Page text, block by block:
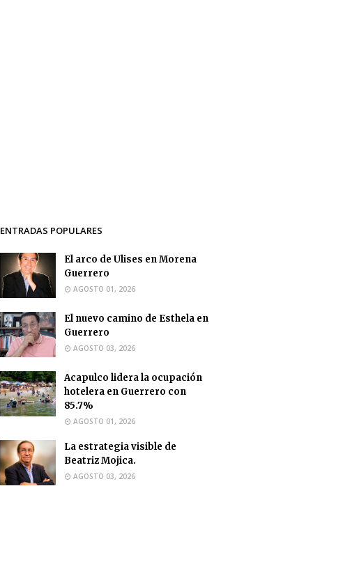
ENTRADAS POPULARES
El arco de Ulises en Morena
Guerrero
AGOSTO 01, 2026
El nuevo camino de Esthela en
Guerrero
AGOSTO 03, 2026
Acapulco lidera la ocupación
hotelera en Guerrero con
85.7%
AGOSTO 01, 2026
La estrategia visible de
Beatriz Mojica.
AGOSTO 03, 2026